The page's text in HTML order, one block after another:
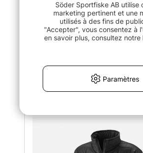
DAM Xtherm Winter Suit
€119 €119
Söder Sportfiske AB
marketing pertinent et une
utilisés à des fins de
"Accepter", vous consentez à
en savoir plus, consultez notre
Paramètres